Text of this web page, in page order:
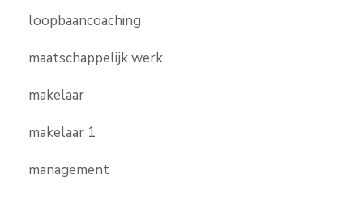
loopbaancoaching
maatschappelijk werk
makelaar
makelaar 1
management